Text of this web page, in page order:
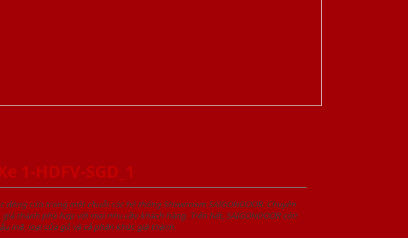
1-HDFV-SGD_1
cửa trong một chuỗi các hệ thống Showroom SAIGONDOOR. Chuyên
thành phù hợp với mọi nhu cầu khách hàng. Trên hết, SAIGONDOOR còn
mã, loại cửa gỗ và cả phân khúc giá thành.